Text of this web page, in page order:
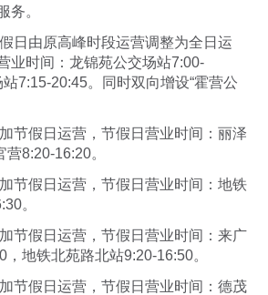
务。
日由原高峰时段运营调整为全日运
业时间：龙锦苑公交场站7:00-
7:15-20:45。同时双向增设“霍营公
节假日运营，节假日营业时间：丽泽
8:20-16:20。
节假日运营，节假日营业时间：地铁
。
节假日运营，节假日营业时间：来广
地铁北苑路北站9:20-16:50。
节假日运营，节假日营业时间：德茂